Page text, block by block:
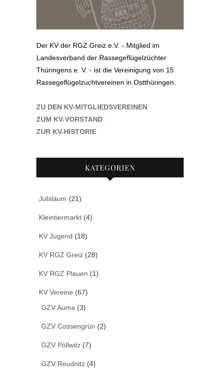
Der KV der RGZ Greiz e.V. - Mitglied im
Landesverband der Rassegeflügelzüchter
Thüringens e. V. - ist die Vereinigung von 15
Rassegeflügelzuchtvereinen in Ostthüringen.
ZU DEN KV-MITGLIEDSVEREINEN
ZUM KV-VORSTAND
ZUR KV-HISTORIE
KATEGORIEN
Jubiläum (21)
Kleintiermarkt (4)
KV Jugend (18)
KV RGZ Greiz (28)
KV RGZ Plauen (1)
KV Vereine (67)
GZV Auma (3)
GZV Cossengrün (2)
GZV Pöllwitz (7)
GZV Reudnitz (4)